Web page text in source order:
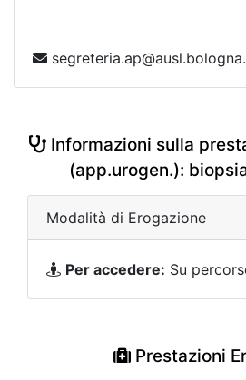
Informazioni sulla
(app.urogen.):
Modalità di Erogazione
Per accedere: Su
Prestazioni